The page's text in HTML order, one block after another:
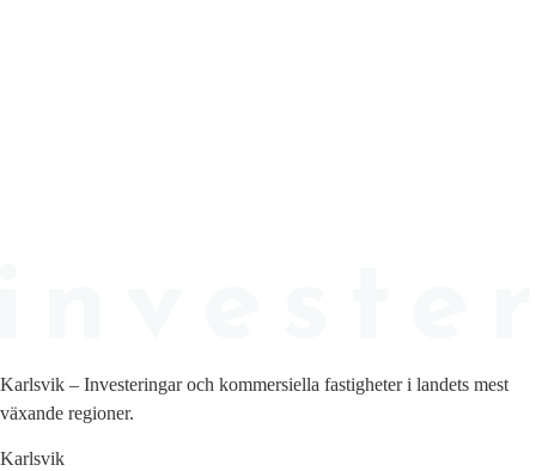
Karlsvik – Investeringar och kommersiella fastigheter i landets mest
växande regioner.
Karlsvik